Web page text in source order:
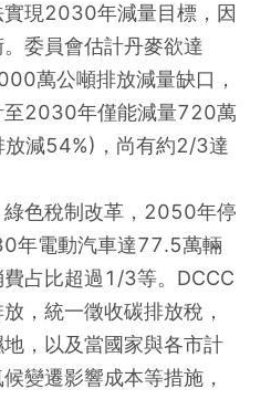
現2030年減量目標，因
委員會估計丹麥欲達
萬公噸排放減量缺口，
至2030年僅能減量720萬
減54%)，尚有約2/3達
綠色稅制改革，2050年停
年電動汽車達77.5萬輛
占比超過1/3等。DCCC
，統一徵收碳排放稅，
，以及當國家與各市計
變遷影響成本等措施，